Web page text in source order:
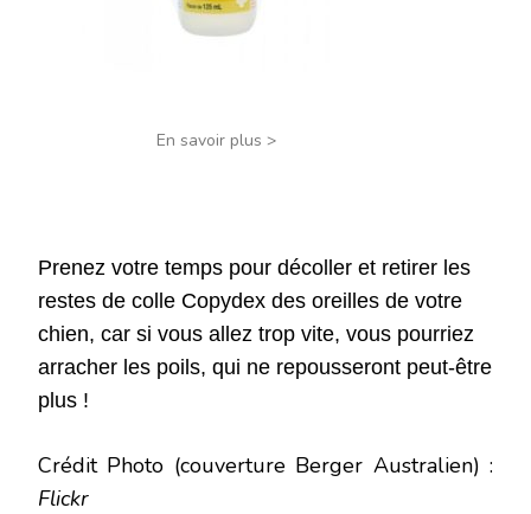
En savoir plus >
Prenez votre temps pour décoller et retirer les
restes de colle Copydex des oreilles de votre
chien, car si vous allez trop vite, vous pourriez
arracher les poils, qui ne repousseront peut-être
plus !
Crédit Photo (couverture Berger Australien) :
Flickr